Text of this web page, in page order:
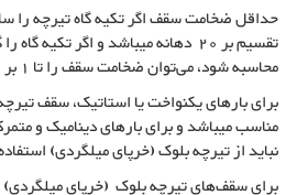
تقسیم بر 20 دهانه میباشد و اگر تکیه
محاسبه شود، می‌توان ضخامت سقف را تا 1 بر 26 دهانه اجرا کرد.
برای بارهای یکنواخت یا استاتیک، سقف
مناسب میباشد و برای بارهای دینامیک و
نباید از تیرچه بلوک (خرپای میلگردی)